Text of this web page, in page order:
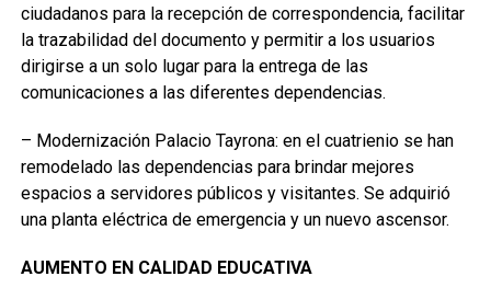
ciudadanos para la recepción de correspondencia, facilitar
la trazabilidad del documento y permitir a los usuarios
dirigirse a un solo lugar para la entrega de las
comunicaciones a las diferentes dependencias.
– Modernización Palacio Tayrona: en el cuatrienio se han
remodelado las dependencias para brindar mejores
espacios a servidores públicos y visitantes. Se adquirió
una planta eléctrica de emergencia y un nuevo ascensor.
AUMENTO EN CALIDAD EDUCATIVA